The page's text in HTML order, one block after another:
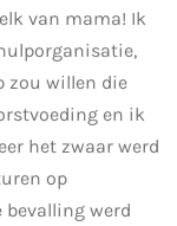
van mama! Ik
zou willen die
en ik
het zwaar werd
op
bevalling werd